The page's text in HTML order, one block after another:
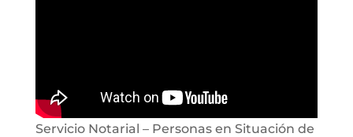
Servicio Notarial – Personas en Situación de